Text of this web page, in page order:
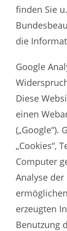
finden Sie
die
Google
Diese
einen
(„Google“).
„Cookies“,
Computer
Analyse
erzeugten
Benutzung